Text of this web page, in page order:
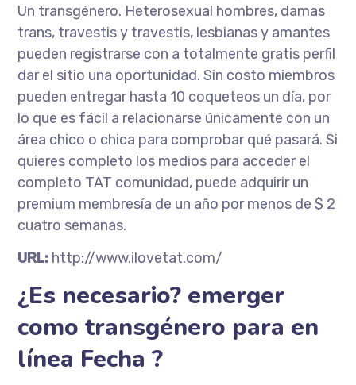
Un transgénero. Heterosexual hombres, damas
trans, travestis y travestis, lesbianas y amantes
pueden registrarse con a totalmente gratis perfil
dar el sitio una oportunidad. Sin costo miembros
pueden entregar hasta 10 coqueteos un día, por
lo que es fácil a relacionarse únicamente con un
área chico o chica para comprobar qué pasará. Si
quieres completo los medios para acceder el
completo TAT comunidad, puede adquirir un
premium membresía de un año por menos de $ 2
cuatro semanas.
URL: http://www.ilovetat.com/
¿Es necesario? emerger
como transgénero para en
línea Fecha ?